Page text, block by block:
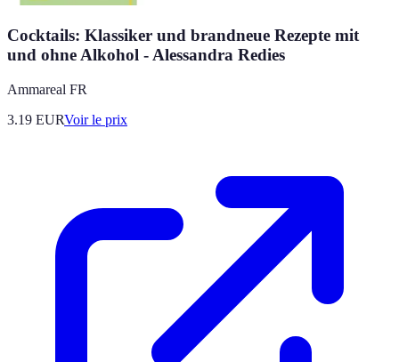
Cocktails: Klassiker und brandneue Rezepte mit
und ohne Alkohol - Alessandra Redies
Ammareal FR
3.19 EURVoir le prix